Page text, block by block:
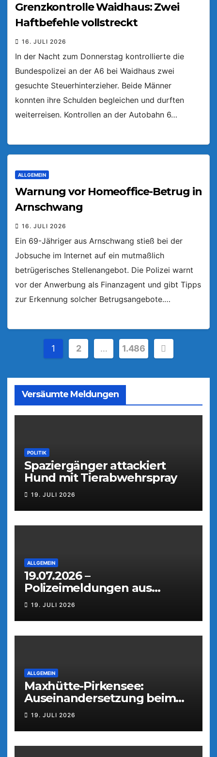
Grenzkontrolle Waidhaus: Zwei
Haftbefehle vollstreckt
16. JULI 2026
In der Nacht zum Donnerstag kontrollierte die
Bundespolizei an der A6 bei Waidhaus zwei
gesuchte Steuerhinterzieher. Beide Männer
konnten ihre Schulden begleichen und durften
weiterreisen. Kontrollen an der Autobahn 6…
ALLGEMEIN
Warnung vor Homeoffice-Betrug in
Arnschwang
16. JULI 2026
Ein 69-Jähriger aus Arnschwang stieß bei der
Jobsuche im Internet auf ein mutmaßlich
betrügerisches Stellenangebot. Die Polizei warnt
vor der Anwerbung als Finanzagent und gibt Tipps
zur Erkennung solcher Betrugsangebote.…
Seitennummerierung
Beiträge
1 2 … 1.486
Versäumte Meldungen
POLITIK
Spaziergänger attackiert
Hund mit Tierabwehrspray
19. JULI 2026
ALLGEMEIN
19.07.2026 –
Polizeimeldungen aus
Weiden
19. JULI 2026
ALLGEMEIN
Maxhütte-Pirkensee:
Auseinandersetzung beim
Parkfest
19. JULI 2026